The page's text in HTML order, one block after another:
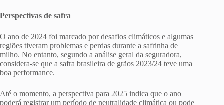
Perspectivas de safra
O ano de 2024 foi marcado por desafios climáticos e algumas
regiões tiveram problemas e perdas durante a safrinha de
milho. No entanto, segundo a análise geral da seguradora,
considera-se que a safra brasileira de grãos 2023/24 teve uma
boa performance.
Até o momento, a perspectiva para 2025 indica que o ano
poderá registrar um período de neutralidade climática ou pode